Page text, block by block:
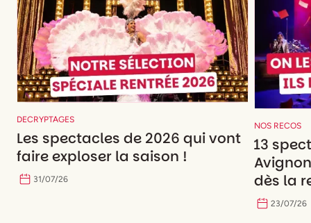
DECRYPTAGES
Les spectacles de 2026 qui vont
faire exploser la saison !
31/07/26
NOS RECOS
13
dès la
23/07/26